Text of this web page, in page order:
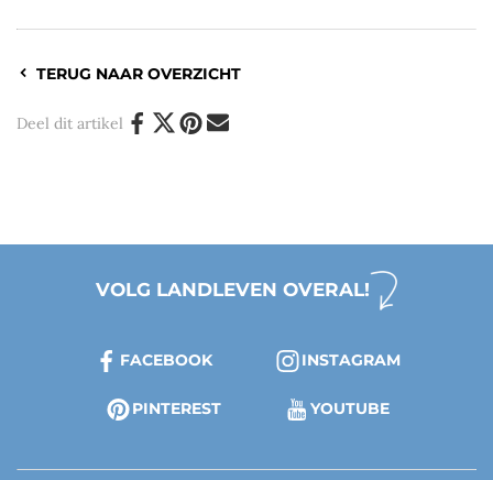
TERUG NAAR OVERZICHT
Deel dit artikel
VOLG LANDLEVEN OVERAL!
FACEBOOK INSTAGRAM
PINTEREST YOUTUBE